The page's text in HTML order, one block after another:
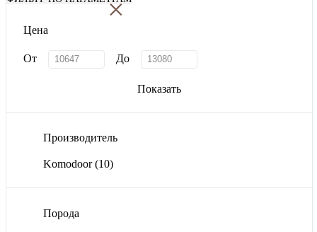
×
Цена
От До
Показать
Производитель
Komodoor(10)
Порода